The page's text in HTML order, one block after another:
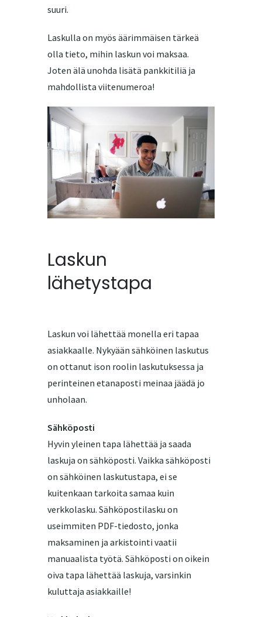
suuri.
Laskulla on myös äärimmäisen tärkeä
olla tieto, mihin laskun voi maksaa.
Joten älä unohda lisätä pankkitiliä ja
mahdollista viitenumeroa!
Laskun
lähetystapa
Laskun voi lähettää monella eri tapaa
asiakkaalle. Nykyään sähköinen laskutus
on ottanut ison roolin laskutuksessa ja
perinteinen etanaposti meinaa jäädä jo
unholaan.
Sähköposti
Hyvin yleinen tapa lähettää ja saada
laskuja on sähköposti. Vaikka sähköposti
on sähköinen laskutustapa, ei se
kuitenkaan tarkoita samaa kuin
verkkolasku. Sähköpostilasku on
useimmiten PDF-tiedosto, jonka
maksaminen ja arkistointi vaatii
manuaalista työtä. Sähköposti on oikein
oiva tapa lähettää laskuja, varsinkin
kuluttaja asiakkaille!